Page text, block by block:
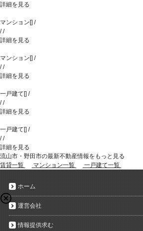
詳細を見る
マンション[] /
//
詳細を見る
マンション[] /
//
詳細を見る
一戸建て[] /
//
詳細を見る
一戸建て[] /
//
詳細を見る
流山市・野田市の最新不動産情報をもっと見る
賃貸一覧
マンション一覧 一戸建て一覧
ホーム
運営会社
情報提供求む